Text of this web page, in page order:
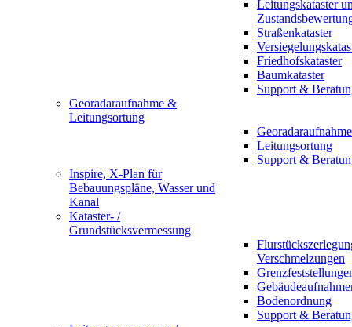
Leitungskataster
Straßenkataster
Friedhofskataster
Baumkataster
Support &
Georadaraufnahme &
Leitungsortung
Georadaraufnahme
Leitungsortung
Support &
Inspire, X-Plan für
Bebauungspläne, Wasser und
Kanal
Kataster- /
Grundstücksvermessung
Verschmelzungen
Bodenordnung
Support &